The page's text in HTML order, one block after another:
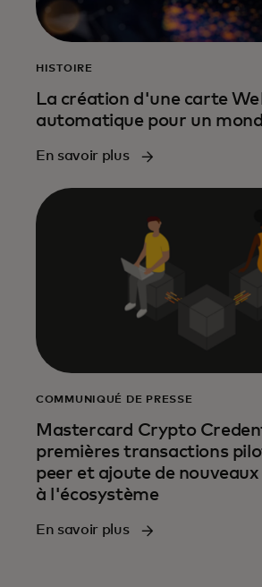
HISTOIRE
La création d'une carte
automatique pour un
En savoir plus
COMMUNIQUÉ DE PRESSE
Mastercard Crypto
premières transactions
peer et ajoute de
à l'écosystème
En savoir plus